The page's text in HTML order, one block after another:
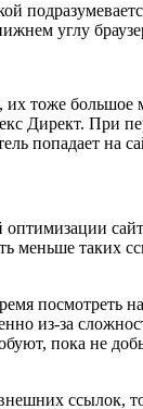
углу
тоже
Директ. При
попадает на
меньше таких
из-за
пока не
ссылок,